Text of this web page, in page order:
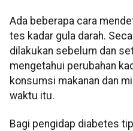
Ada beberapa cara
tes kadar gula darah.
dilakukan sebelum dan
mengetahui perubahan
konsumsi makanan dan
waktu itu.
Bagi pengidap diabetes